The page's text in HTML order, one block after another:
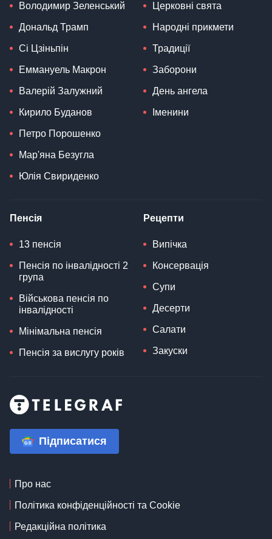
Володимир Зеленський
Дональд Трамп
Сі Цзіньпін
Еммануель Макрон
Валерій Залужний
Кирило Буданов
Петро Порошенко
Мар'яна Безугла
Юлія Свириденко
Церковні свята
Народні прикмети
Традиції
Заборони
День ангела
Іменини
Пенсія
13 пенсія
Пенсія по інвалідності 2
група
Військова пенсія по
інвалідності
Мінімальна пенсія
Пенсія за вислугу років
Рецепти
Випічка
Консервація
Супи
Десерти
Салати
Закуски
Підписатися
Про нас
Політика конфіденційності та Cookie
Редакційна політика